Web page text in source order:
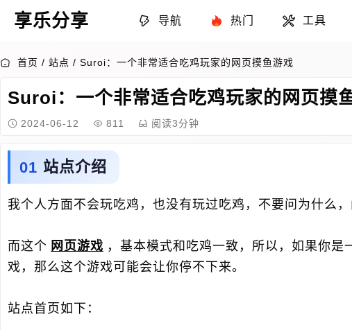
享乐分享 导航 热门 工具
首页 / 站点 / Suroi：一个非常适合吃鸡玩家的网页摸鱼游戏
Suroi：一个非常适合吃鸡玩家的网页摸
2024-06-12 811 阅读3分钟
站点介绍
我个人方面不会玩吃鸡，也没有玩过吃鸡，不要问为什么
而这个 网页游戏 ，基本模式和吃鸡一致，所以，如果你
戏，那么这个游戏可能会让你停不下来。
站点首页如下：